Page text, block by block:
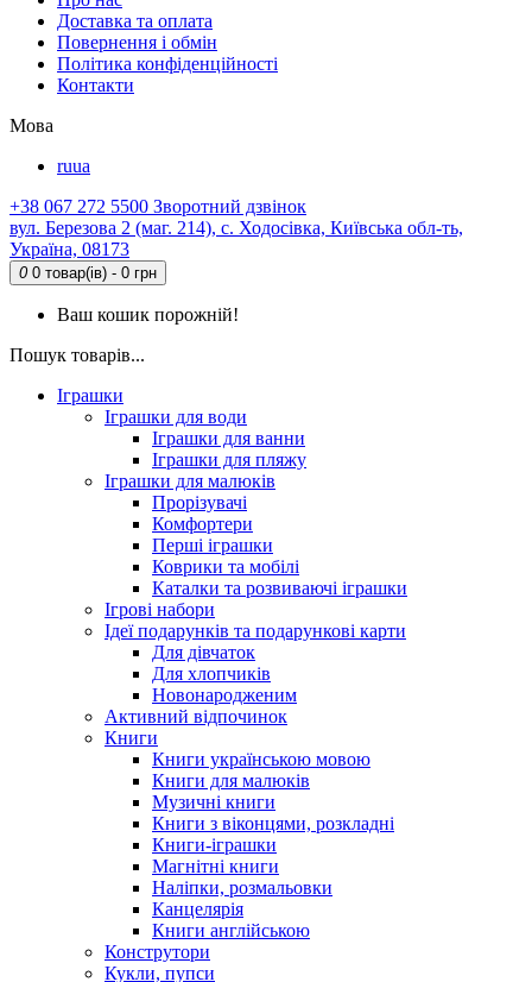
Доставка та оплата
Повернення і обмін
Політика конфіденційності
Контакти
Мова
ruua
+38 067 272 5500 Зворотний дзвінок
вул. Березова 2 (маг. 214), с. Ходосівка, Київська обл-ть,
Україна, 08173
0 0 товар(ів) - 0 грн
Ваш кошик порожній!
Пошук товарів...
Іграшки
Іграшки для води
Іграшки для ванни
Іграшки для пляжу
Іграшки для малюків
Прорізувачі
Комфортери
Перші іграшки
Коврики та мобілі
Каталки та розвиваючі іграшки
Ігрові набори
Ідеї ​​подарунків та подарункові карти
Для дівчаток
Для хлопчиків
Новонародженим
Активний відпочинок
Книги
Книги українською мовою
Книги для малюків
Музичні книги
Книги з віконцями, розкладні
Книги-іграшки
Магнітні книги
Наліпки, розмальовки
Канцелярія
Книги англійською
Конструтори
Кукли, пупси